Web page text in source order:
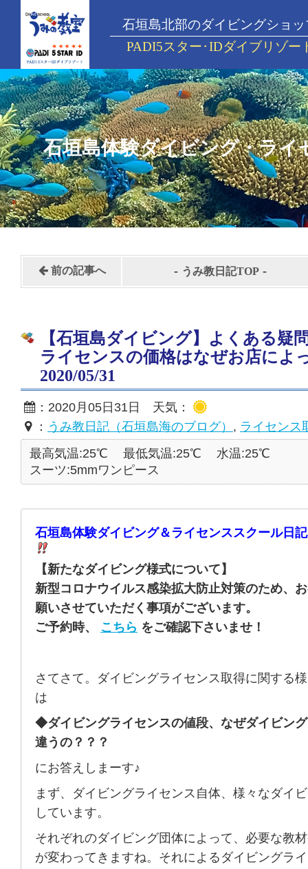
石垣島北部のダイビングショッ
PADI5スター･IDダイブリゾー
石垣島体験ダイビング・ライ
前の記事へ - うみ教日記TOP -
【石垣島ダイビング】よくある疑
ライセンスの価格はなぜお店に
2020/05/31
：2020月05日31日 天気：
： うみ教日記（石垣島海のブログ） , ライセンス
最高気温:25℃
最低気温:25℃
水温:25℃
スーツ:5mmワンピース
石垣島体験ダイビング＆ライセンススクール日記
【新たなダイビング様式について】
新型コロナウイルス感染拡大防止対策のため、
願いさせていただく事項がございます。
ご予約時、 こちら をご確認下さいませ！
さてさて。ダイビングライセンス取得に関する
は
◆ダイビングライセンスの値段、なぜダイビン
違うの？？？
にお答えしまーす♪
まず、ダイビングライセンス自体、様々なダイ
しています。
それぞれのダイビング団体によって、必要な教
が変わってきますね。それによるダイビングラ